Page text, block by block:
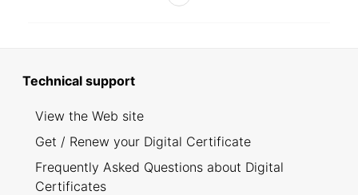
Technical support
View the Web site
Get / Renew your Digital Certificate
Frequently Asked Questions about Digital
Certificates